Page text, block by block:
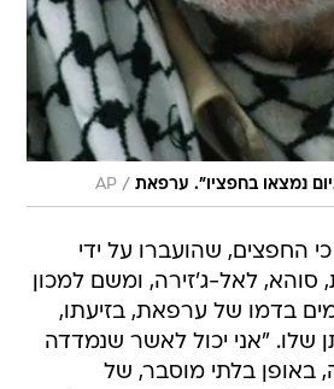
נמצאו בחפציו". ערפאת /
AP
החפצים, שהועברו על ידי
לאל-ג'זירה, ומשם למכון
בדמו של ערפאת, בזיעתו,
שלו. "אני יכול לאשר שנמדדה
באופן בלתי מוסבר, של